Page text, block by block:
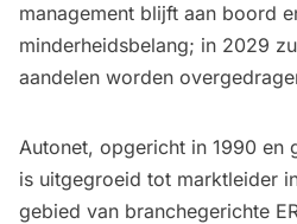
management blijft aan boord
minderheidsbelang; in 2029
aandelen worden
Autonet, opgericht in 1990 en
is uitgegroeid tot marktleider
gebied van branchegerichte